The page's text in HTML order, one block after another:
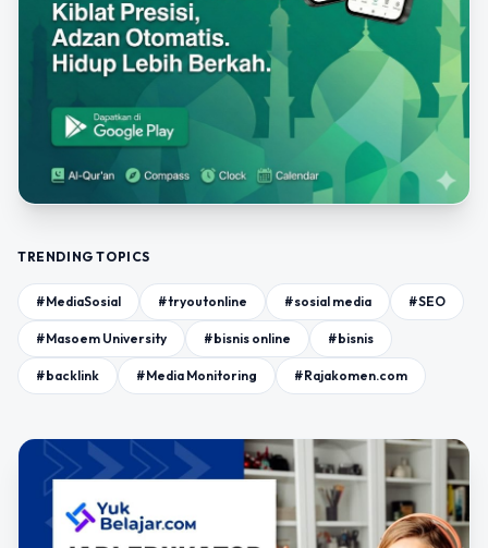
TRENDING TOPICS
#MediaSosial #tryoutonline #sosial media #SEO
#Masoem University #bisnis online #bisnis
#backlink #Media Monitoring #Rajakomen.com